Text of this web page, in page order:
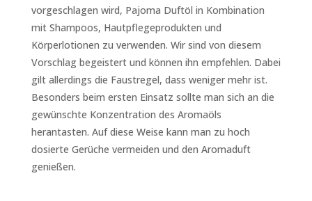
vorgeschlagen wird, Pajoma Duftöl in Kombination
mit Shampoos, Hautpflegeprodukten und
Körperlotionen zu verwenden. Wir sind von diesem
Vorschlag begeistert und können ihn empfehlen. Dabei
gilt allerdings die Faustregel, dass weniger mehr ist.
Besonders beim ersten Einsatz sollte man sich an die
gewünschte Konzentration des Aromaöls
herantasten. Auf diese Weise kann man zu hoch
dosierte Gerüche vermeiden und den Aromaduft
genießen.